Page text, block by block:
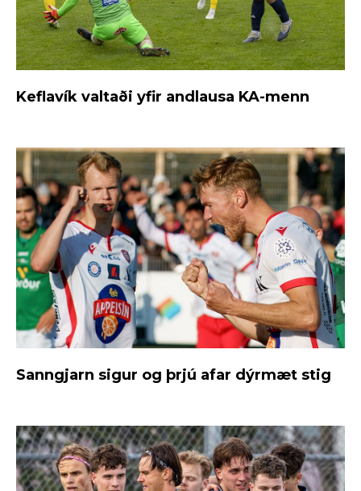
Keflavík valtaði yfir andlausa KA-menn
Sanngjarn sigur og þrjú afar dýrmæt stig